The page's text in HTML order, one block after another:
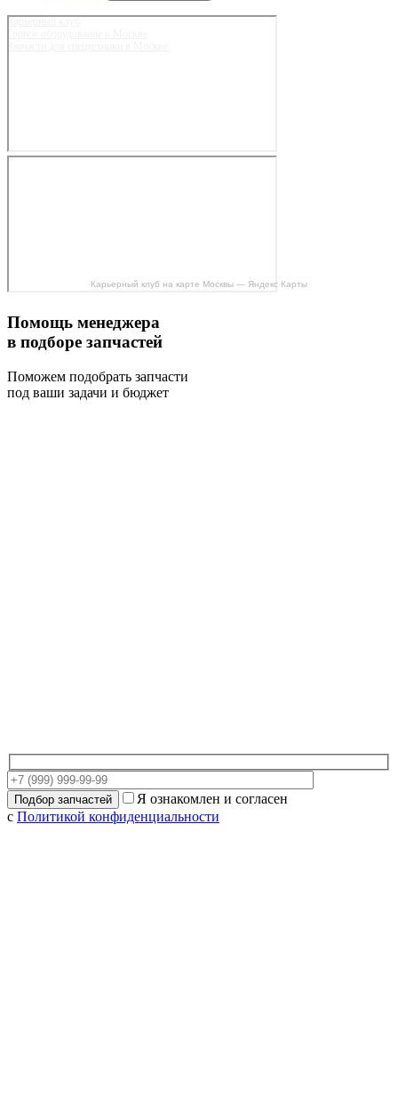
Карьерный клуб на карте Москвы — Яндекс Карты
Помощь менеджера
в подборе запчастей
Поможем подобрать запчасти
под ваши задачи и бюджет
Я ознакомлен и согласен
с Политикой конфиденциальности